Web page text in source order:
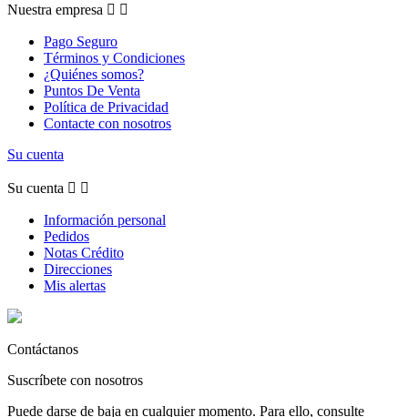
Nuestra empresa  
Pago Seguro
Términos y Condiciones
¿Quiénes somos?
Puntos De Venta
Política de Privacidad
Contacte con nosotros
Su cuenta
Su cuenta  
Información personal
Pedidos
Notas Crédito
Direcciones
Mis alertas
Contáctanos
Suscríbete con nosotros
Puede darse de baja en cualquier momento. Para ello, consulte